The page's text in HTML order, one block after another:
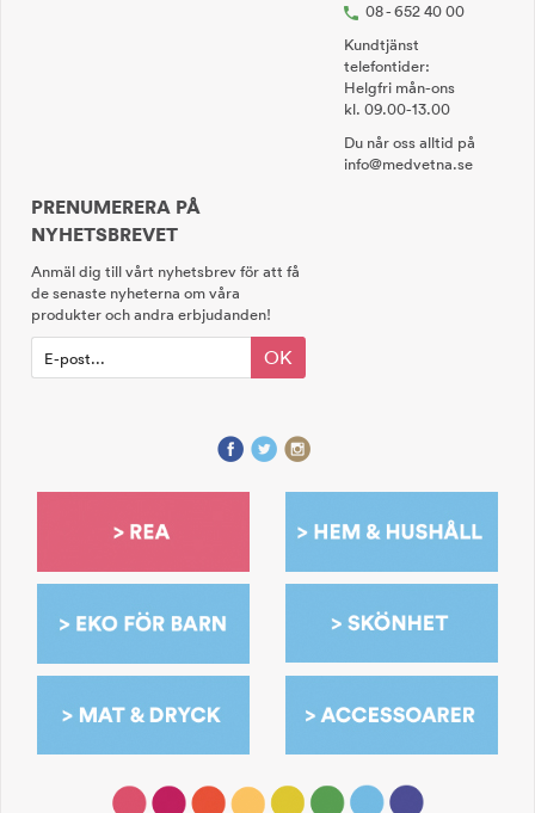
08 - 652 40 00
Kundtjänst
telefontider:
Helgfri mån-ons
kl. 09.00-13.00
Du når oss alltid på
info@medvetna.se
PRENUMERERA PÅ
NYHETSBREVET
Anmäl dig till vårt nyhetsbrev för att få
de senaste nyheterna om våra
produkter och andra erbjudanden!
OK